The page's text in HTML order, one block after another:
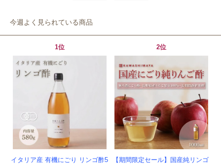
今週よく見られている商品
1位
イタリア産 有機にごり リンゴ酢5
2位
【期間限定セール】国産純リンゴ